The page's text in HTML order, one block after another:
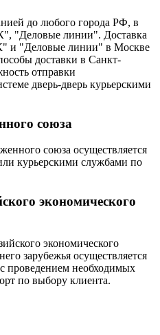
до любого города РФ, в
"Деловые линии". Доставка
и "Деловые линии" в Москве
доставки в Санкт-
отправки
дверь-дверь курьерскими
союза
союза осуществляется
курьерскими службами по
экономического
экономического
зарубежья осуществляется
проведением необходимых
по выбору клиента.